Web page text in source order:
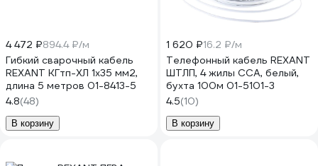
4 472 ₽894.4 ₽/м
Гибкий сварочный кабель
REXANT КГтп-ХЛ 1х35 мм2,
длина 5 метров 01-8413-5
4.8(48)
В корзину
1 620 ₽16.2 ₽/м
Телефонный кабель REXANT
ШТЛП, 4 жилы CCA, белый,
бухта 100м 01-5101-3
4.5(10)
В корзину